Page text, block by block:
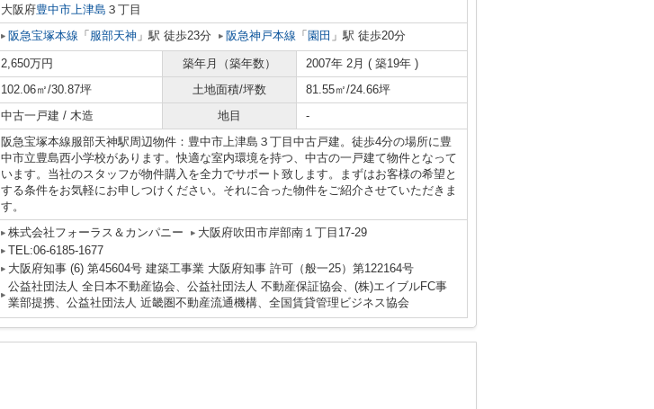
大阪府豊中市上津島 ３丁目
阪急宝塚本線 「 服部天神 」駅 徒歩23分 阪急神戸本線 「 園田 」駅 徒歩20分
2,650万円 築年月（築年数）
2007年 2月 ( 築19年 )
102.06㎡/30.87坪 土地面積/坪数
81.55㎡/24.66坪
中古一戸建 / 木造 地目 -
阪急宝塚本線服部天神駅周辺物件：豊中市上津島３丁目中古戸建。徒歩4分の場所に豊
中市立豊島西小学校があります。快適な室内環境を持つ、中古の一戸建て物件となって
います。当社のスタッフが物件購入を全力でサポート致します。まずはお客様の希望と
する条件をお気軽にお申しつけください。それに合った物件をご紹介させていただきま
す。
株式会社フォーラス＆カンパニー
大阪府吹田市岸部南１丁目17-29
TEL:06-6185-1677
大阪府知事 (6) 第45604号 建築工事業 大阪府知事 許可（般一25）第122164号
公益社団法人 全日本不動産協会、公益社団法人 不動産保証協会、(株)エイブルFC事
業部提携、公益社団法人 近畿圏不動産流通機構、全国賃貸管理ビジネス協会